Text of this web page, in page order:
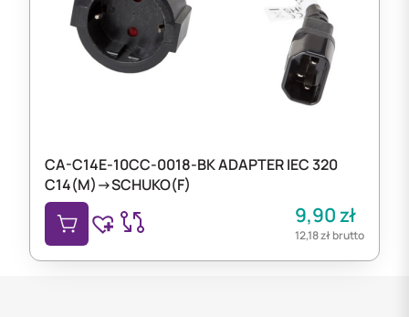
CA-C14E-10CC-0018-BK ADAPTER IEC 320
C14(M)->SCHUKO(F)
9,90zł
12,18złbrutto